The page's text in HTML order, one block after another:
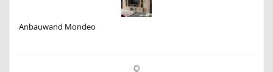
Anbauwand Mondeo